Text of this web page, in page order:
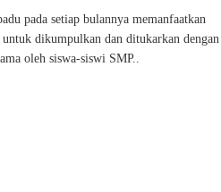
pada setiap bulannya memanfaatkan
dikumpulkan dan ditukarkan dengan
oleh siswa-siswi SMP..